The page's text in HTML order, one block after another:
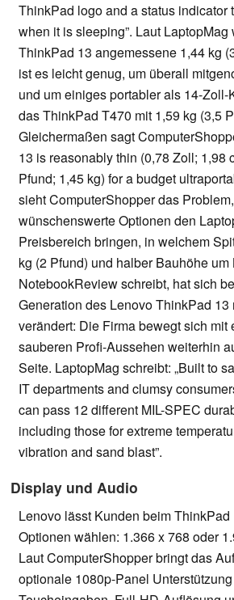
ThinkPad logo and a status indicator
when it is sleeping”. Laut LaptopMag
ThinkPad 13 angemessene 1,44 kg
ist es leicht genug, um überall
und um einiges portabler als 14-
das ThinkPad T470 mit 1,59 kg (3,5
Gleichermaßen sagt
13 is reasonably thin (0,78 Zoll; 1,98
Pfund; 1,45 kg) for a budget
sieht ComputerShopper das
wünschenswerte Optionen den
Preisbereich bringen, in welchem
kg (2 Pfund) und halber Bauhöhe
NotebookReview schreibt, hat sich
Generation des Lenovo ThinkPad 13
verändert: Die Firma bewegt sich mit
sauberen Profi-Aussehen weiterhin
Seite. LaptopMag schreibt: „Built to
IT departments and clumsy
can pass 12 different MIL-SPEC
including those for extreme
vibration and sand blast”.
Display und Audio
Lenovo lässt Kunden beim
Optionen wählen: 1.366 x 768 oder
Laut ComputerShopper bringt das
optionale 1080p-Panel